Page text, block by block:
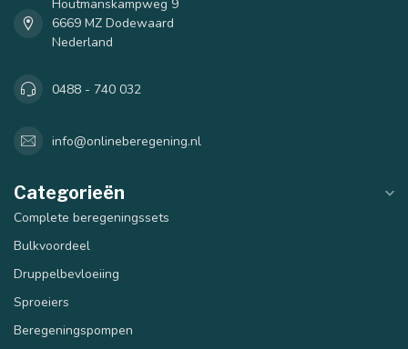
Houtmanskampweg 9
6669 MZ Dodewaard
Nederland
0488 - 740 032
info@onlineberegening.nl
Categorieën
Complete beregeningssets
Bulkvoordeel
Druppelbevloeiing
Sproeiers
Beregeningspompen